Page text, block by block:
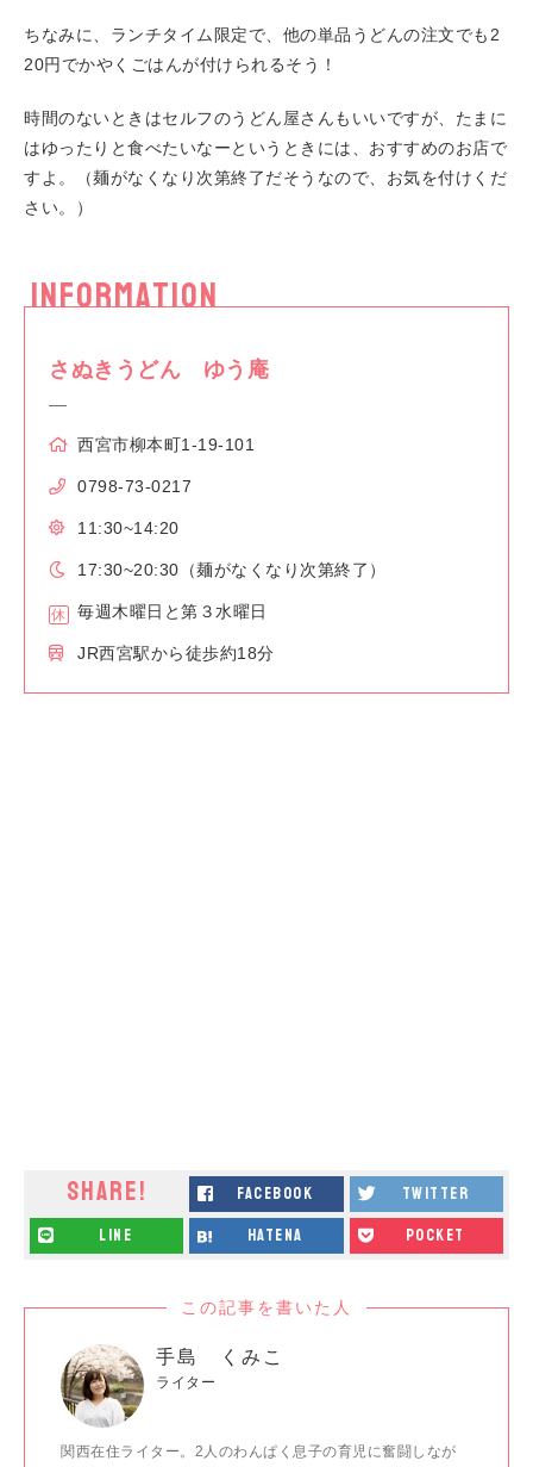
ちなみに、ランチタイム限定で、他の単品うどんの注文でも2
20円でかやくごはんが付けられるそう！
時間のないときはセルフのうどん屋さんもいいですが、たまに
はゆったりと食べたいなーというときには、おすすめのお店で
すよ。（麺がなくなり次第終了だそうなので、お気を付けくだ
さい。）
INFORMATION
さぬきうどん ゆう庵
西宮市柳本町1-19-101
0798-73-0217
11:30~14:20
17:30~20:30（麺がなくなり次第終了）
毎週木曜日と第３水曜日
JR西宮駅から徒歩約18分
SHARE! facebook twitter
line hatena pocket
この記事を書いた人
手島 くみこ
ライター
関西在住ライター。2人のわんぱく息子の育児に奮闘しなが